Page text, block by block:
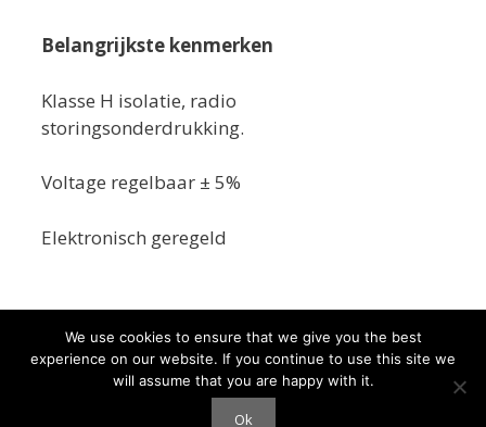
Belangrijkste kenmerken
Klasse H isolatie, radio
storingsonderdrukking.
Voltage regelbaar ± 5%
Elektronisch geregeld
We use cookies to ensure that we give you the best
experience on our website. If you continue to use this site we
will assume that you are happy with it.
Ok